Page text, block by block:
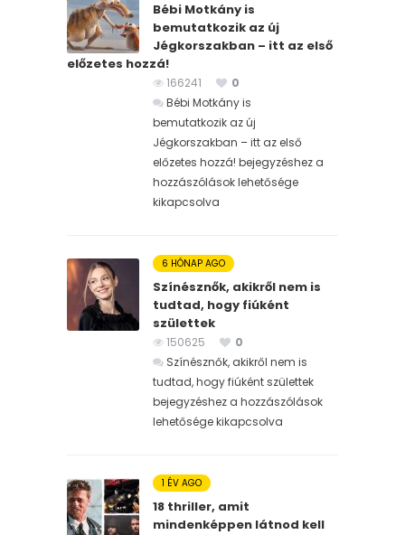
Bébi Motkány is
bemutatkozik az új
Jégkorszakban – itt az első
előzetes hozzá!
166241
0
Bébi Motkány is
bemutatkozik az új
Jégkorszakban – itt az első
előzetes hozzá! bejegyzéshez a
hozzászólások lehetősége
kikapcsolva
6 HÓNAP AGO
Színésznők, akikről nem is
tudtad, hogy fiúként
születtek
150625
0
Színésznők, akikről nem is
tudtad, hogy fiúként születtek
bejegyzéshez a hozzászólások
lehetősége kikapcsolva
1 ÉV AGO
18 thriller, amit
mindenképpen látnod kell